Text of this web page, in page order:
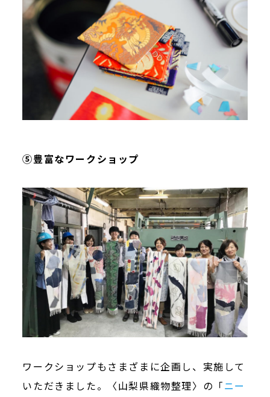
⑤豊富なワークショップ
ワークショップもさまざまに企画し、実施して
いただきました。〈山梨県織物整理〉の「ニー